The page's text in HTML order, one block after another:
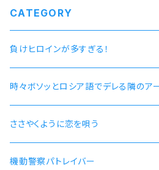
CATEGORY
負けヒロインが多すぎる！
時々ボソッとロシア語でデレる隣のア
ささやくように恋を唄う
機動警察パトレイバー